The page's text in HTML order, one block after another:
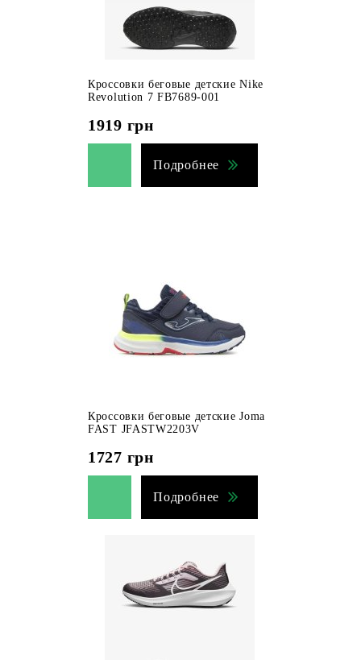
Кроссовки беговые детские Nike
Revolution 7 FB7689-001
1919 грн
Подробнее
Кроссовки беговые детские Joma
FAST JFASTW2203V
1727 грн
Подробнее